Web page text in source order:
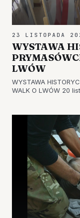
23 LISTOPADA
WYSTAWA
LWÓW
WYSTAWA
WALK O LWÓW 20
ekspatriacji Polaków